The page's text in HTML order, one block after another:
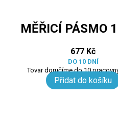
MĚŘICÍ PÁSMO
677 Kč
DO 10 DNÍ
Tovar doručíme do 10
Přidat do košíku